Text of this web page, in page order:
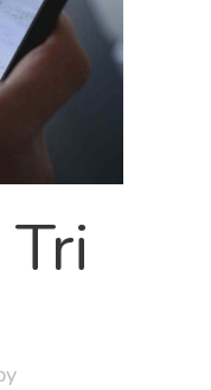
Tri